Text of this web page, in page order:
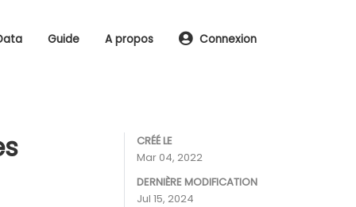
Guide A propos Connexion
CRÉÉ LE
Mar 04, 2022
DERNIÈRE MODIFICATION
Jul 15, 2024